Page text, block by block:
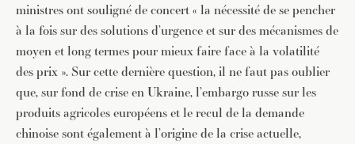
ministres ont souligné de concert « la nécessité de se pencher
à la fois sur des solutions d’urgence et sur des mécanismes de
moyen et long termes pour mieux faire face à la volatilité
des prix ». Sur cette dernière question, il ne faut pas oublier
que, sur fond de crise en Ukraine, l’embargo russe sur les
produits agricoles européens et le recul de la demande
chinoise sont également à l’origine de la crise actuelle,